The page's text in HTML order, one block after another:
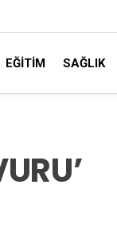
EĞITIM SAĞLIK